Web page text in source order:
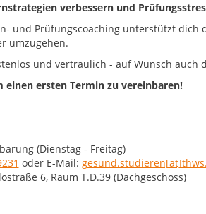
verbessern und
und Prüfungscoaching unterstützt
umzugehen.
und vertraulich - auf Wunsch auch
einen ersten Termin zu vereinbaren!
(Dienstag - Freitag)
oder E-Mail:
6, Raum T.D.39 (Dachgeschoss)